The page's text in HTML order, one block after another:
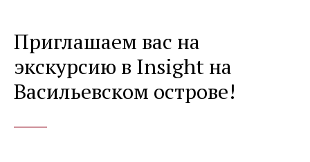
Приглашаем вас на
экскурсию в Insight на
Васильевском острове!